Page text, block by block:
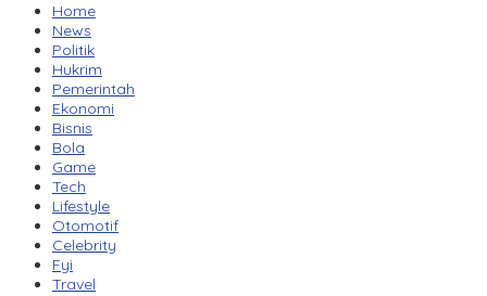
Home
News
Politik
Hukrim
Pemerintah
Ekonomi
Bisnis
Bola
Game
Tech
Lifestyle
Otomotif
Celebrity
Fyi
Travel